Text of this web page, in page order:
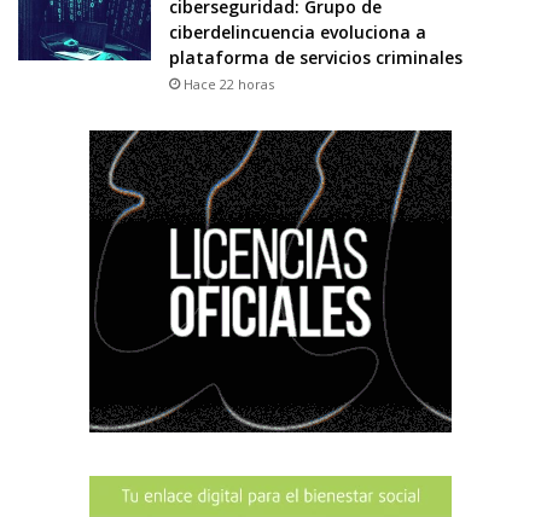
ciberseguridad: Grupo de
ciberdelincuencia evoluciona a
plataforma de servicios criminales
Hace 22 horas